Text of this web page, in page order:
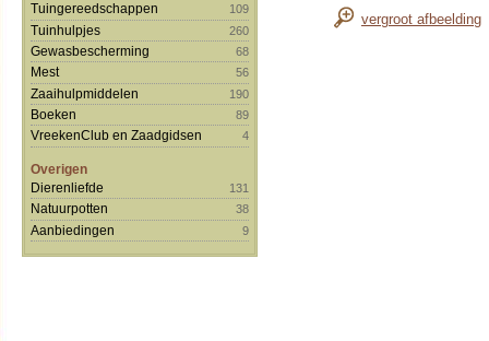
Tuingereedschappen 109
Tuinhulpjes 260
Gewasbescherming 68
Mest 56
Zaaihulpmiddelen 190
Boeken 89
VreekenClub en Zaadgidsen 4
Overigen
Dierenliefde
131
Natuurpotten 38
Aanbiedingen 9
vergroot afbeelding